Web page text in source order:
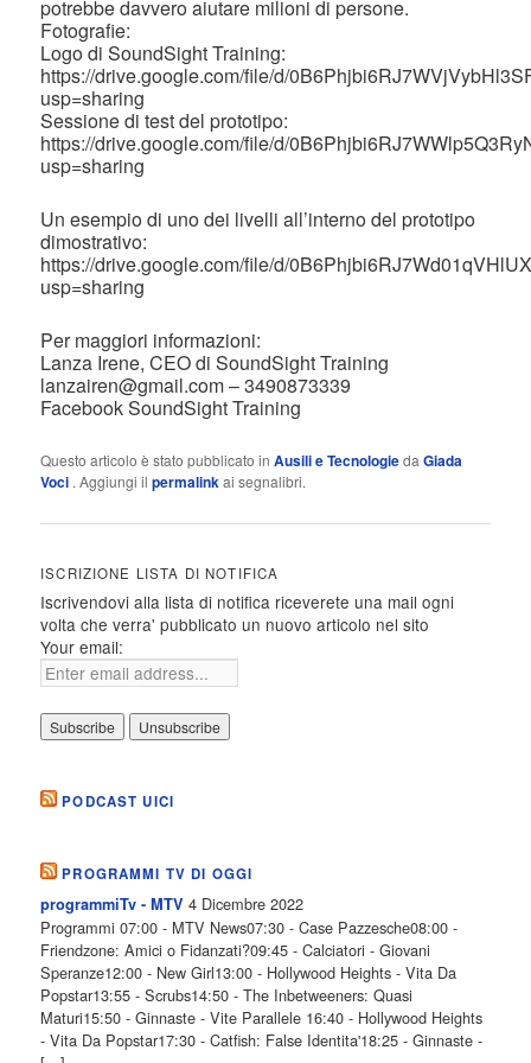
potrebbe davvero aiutare milioni di persone.
Fotografie:
Logo di SoundSight Training:
https://drive.google.com/file/d/
usp=sharing
Sessione di test del prototipo:
https://drive.google.com/file/d/
usp=sharing
Un esempio di uno dei livelli all’interno del prototipo
dimostrativo:
https://drive.google.com/file/d/
usp=sharing
Per maggiori informazioni:
Lanza Irene, CEO di SoundSight Training
lanzairen@gmail.com – 3490873339
Facebook SoundSight Training
Questo articolo è stato pubblicato inAusili e TecnologiedaGiada
Voci . Aggiungi ilpermalinkai segnalibri.
ISCRIZIONE LISTA DI NOTIFICA
Iscrivendovi alla lista di notifica riceverete una mail ogni
volta che verra' pubblicato un nuovo articolo nel sito
Your email:
PODCAST UICI
PROGRAMMI TV DI OGGI
programmiTv - MTV 4 Dicembre 2022
Programmi 07:00 - MTV News07:30 - Case Pazzesche08:00 -
Friendzone: Amici o Fidanzati?09:45 - Calciatori - Giovani
Speranze12:00 - New Girl13:00 - Hollywood Heights - Vita Da
Popstar13:55 - Scrubs14:50 - The Inbetweeners: Quasi
Maturi15:50 - Ginnaste - Vite Parallele 16:40 - Hollywood Heights
- Vita Da Popstar17:30 - Catfish: False Identita'18:25 - Ginnaste -